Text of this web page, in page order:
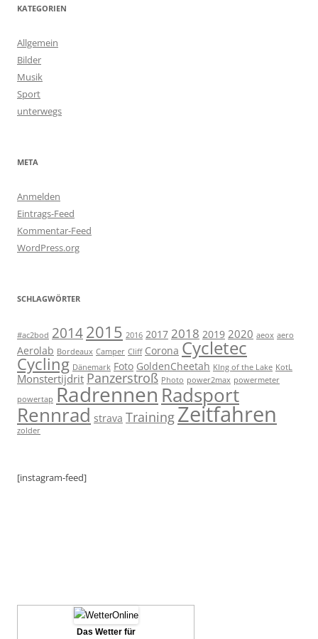
KATEGORIEN
Allgemein
Bilder
Musik
Sport
unterwegs
META
Anmelden
Eintrags-Feed
Kommentar-Feed
WordPress.org
SCHLAGWÖRTER
#ac2bod 20142015 2016 2017 2018 2019 2020 aeox aero
Aerolab Bordeaux Camper Cliff Corona Cycletec
Cycling Dänemark Foto GoldenCheetah KIng of the Lake KotL
MonstertijdritPanzerstroß Photo power2max powermeter
powertap Radrennen Radsport
Rennrad strava TrainingZeitfahren
zolder
[instagram-feed]
Das Wetter für